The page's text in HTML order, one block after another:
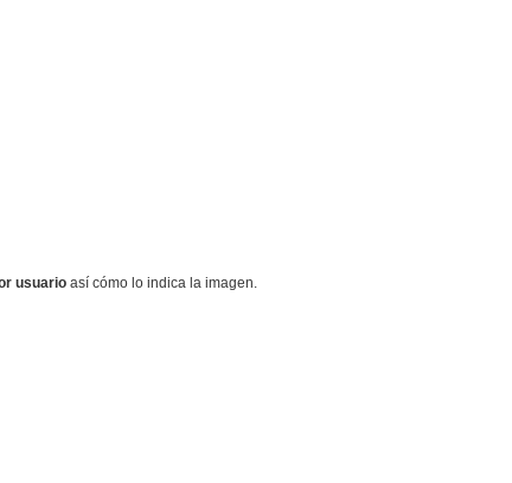
usuario así cómo lo indica la imagen.